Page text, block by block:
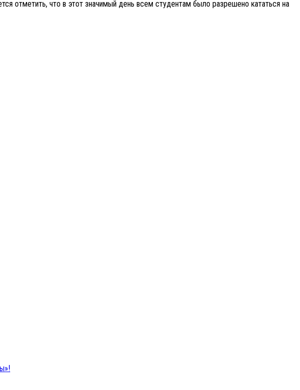
отметить, что в этот значимый день всем студентам было разрешено кататься на